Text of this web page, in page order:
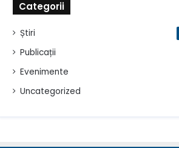
Categorii
Știri
Publicații
Evenimente
Uncategorized